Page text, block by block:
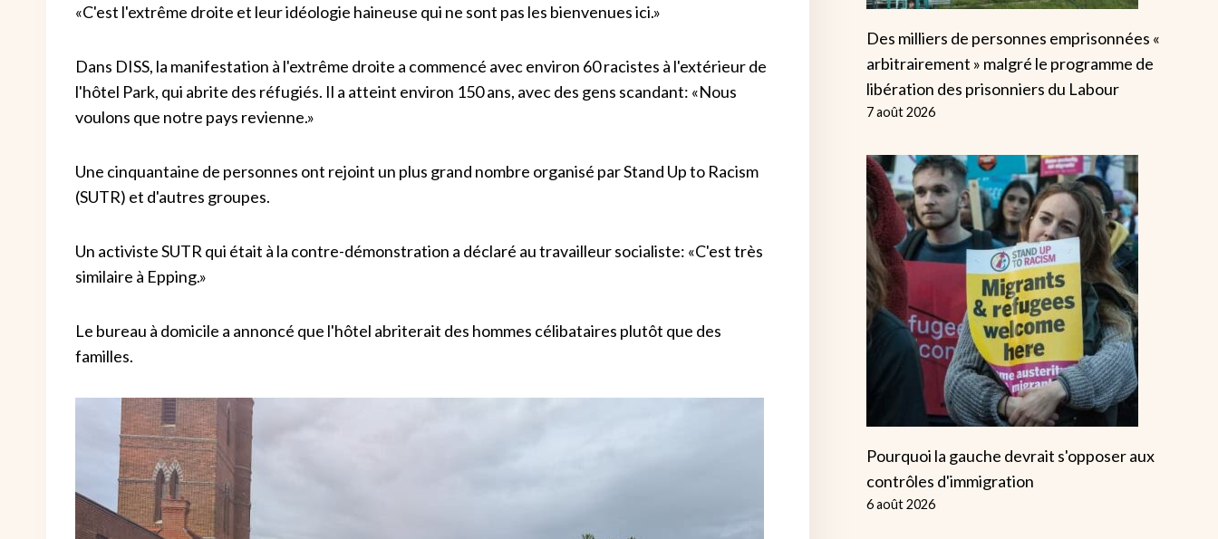
«C'est l'extrême droite et leur idéologie haineuse qui ne sont pas les bienvenues ici.»
Dans DISS, la manifestation à l'extrême droite a commencé avec environ 60 racistes à l'extérieur de
l'hôtel Park, qui abrite des réfugiés. Il a atteint environ 150 ans, avec des gens scandant: «Nous
voulons que notre pays revienne.»
Une cinquantaine de personnes ont rejoint un plus grand nombre organisé par Stand Up to Racism
(SUTR) et d'autres groupes.
Un activiste SUTR qui était à la contre-démonstration a déclaré au travailleur socialiste: «C'est très
similaire à Epping.»
Le bureau à domicile a annoncé que l'hôtel abriterait des hommes célibataires plutôt que des
familles.
Des milliers de personnes emprisonnées «
arbitrairement » malgré le programme de
libération des prisonniers du Labour
7 août 2026
Pourquoi la gauche devrait s'opposer aux
contrôles d'immigration
6 août 2026